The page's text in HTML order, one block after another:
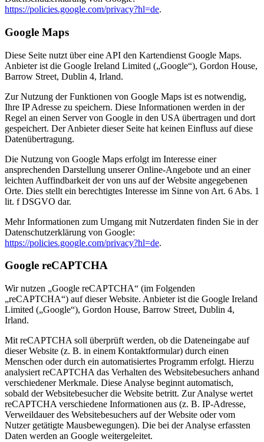
https://policies.google.com/privacy?hl=de.
Google Maps
Diese Seite nutzt über eine API den Kartendienst Google Maps.
Anbieter ist die Google Ireland Limited („Google“), Gordon House,
Barrow Street, Dublin 4, Irland.
Zur Nutzung der Funktionen von Google Maps ist es notwendig,
Ihre IP Adresse zu speichern. Diese Informationen werden in der
Regel an einen Server von Google in den USA übertragen und dort
gespeichert. Der Anbieter dieser Seite hat keinen Einfluss auf diese
Datenübertragung.
Die Nutzung von Google Maps erfolgt im Interesse einer
ansprechenden Darstellung unserer Online-Angebote und an einer
leichten Auffindbarkeit der von uns auf der Website angegebenen
Orte. Dies stellt ein berechtigtes Interesse im Sinne von Art. 6 Abs. 1
lit. f DSGVO dar.
Mehr Informationen zum Umgang mit Nutzerdaten finden Sie in der
Datenschutzerklärung von Google:
https://policies.google.com/privacy?hl=de.
Google reCAPTCHA
Wir nutzen „Google reCAPTCHA“ (im Folgenden
„reCAPTCHA“) auf dieser Website. Anbieter ist die Google Ireland
Limited („Google“), Gordon House, Barrow Street, Dublin 4,
Irland.
Mit reCAPTCHA soll überprüft werden, ob die Dateneingabe auf
dieser Website (z. B. in einem Kontaktformular) durch einen
Menschen oder durch ein automatisiertes Programm erfolgt. Hierzu
analysiert reCAPTCHA das Verhalten des Websitebesuchers anhand
verschiedener Merkmale. Diese Analyse beginnt automatisch,
sobald der Websitebesucher die Website betritt. Zur Analyse wertet
reCAPTCHA verschiedene Informationen aus (z. B. IP-Adresse,
Verweildauer des Websitebesuchers auf der Website oder vom
Nutzer getätigte Mausbewegungen). Die bei der Analyse erfassten
Daten werden an Google weitergeleitet.